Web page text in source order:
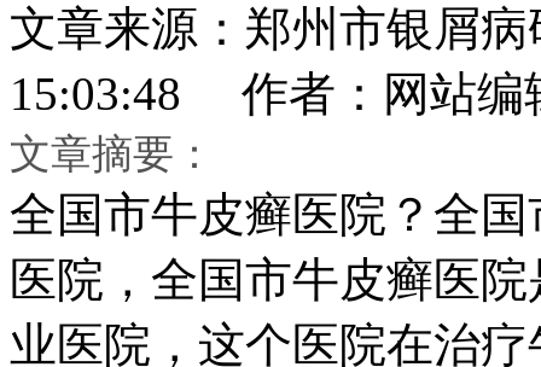
文章来源：郑州市银屑
15:03:48 作者：网站编
文章摘要：
全国市牛皮癣医院？全
医院，全国市牛皮癣医
业医院，这个医院在治